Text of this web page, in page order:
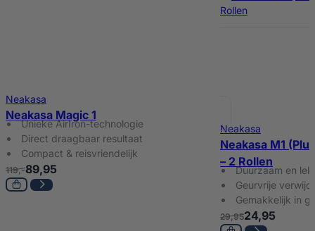
Neakasa
Neakasa Magic 1
Unieke AirIron-technologie
Direct draagbaar resultaat
Compact & reisvriendelijk
119,-89,95
Neakasa
Neakasa M1
– 2 Rollen
Duurzaam en
Geurvrije
Gemakkelijk in
29,9524,95